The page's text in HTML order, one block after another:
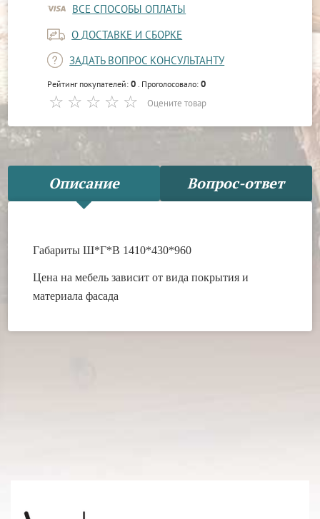
ВСЕ СПОСОБЫ ОПЛАТЫ
О ДОСТАВКЕ И СБОРКЕ
ЗАДАТЬ ВОПРОС КОНСУЛЬТАНТУ
Рейтинг покупателей:0 . Проголосовало:0
Оцените товар
Описание Вопрос-ответ
Габариты Ш*Г*В 1410*430*960
Цена на мебель зависит от вида покрытия и
материала фасада